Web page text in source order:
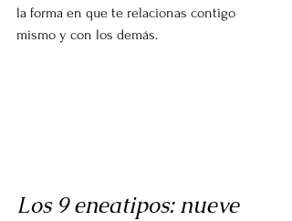
la forma en que te relacionas contigo
mismo y con los demás.
Los 9 eneatipos: nueve